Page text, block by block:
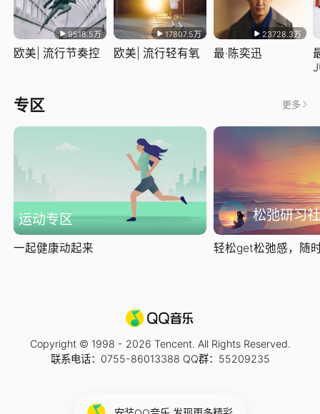
9518.5万
欧美| 流行节奏控
17807.5万
欧美| 流行轻有氧
23728.3万
最·陈奕迅
专区 更多
运动专区
一起健康动起来
松弛研习社
轻松get松弛感，随
Copyright © 1998 - 2026 Tencent. All Rights Reserved.
联系电话：0755-86013388 QQ群：55209235